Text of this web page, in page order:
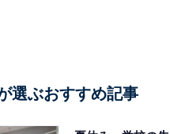
選ぶおすすめ記事